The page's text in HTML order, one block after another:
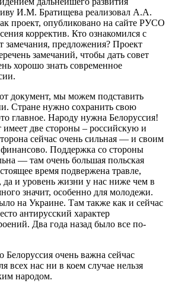
И.М. Братищева реализовал А.А.
проект, опубликовано на сайте РУСО
корректив. Кто ознакомился с
замечания, предложения? Проект
замечаний, чтобы дать совет
хорошо знать современное
документ, мы можем подставить
Стране нужно сохранить свою
главное. Народу нужна Белоруссия!
две стороны – российскую и
сейчас очень сильная — и своим
Поддержка со стороны
— там очень большая польская
время подвержена травле,
и уровень жизни у нас ниже чем в
значит, особенно для молодежи.
на Украине. Там также как и сейчас
антирусский характер
Два года назад было все по-
Белоруссия очень важна сейчас
всех нас ни в коем случае нельзя
народом.